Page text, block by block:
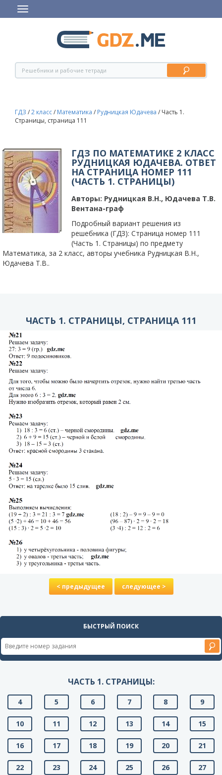
ГДЗ /2 класс/ Математика / Рудницкая Юдачева / Часть 1.
Страницы, страница 111
ГДЗ ПО МАТЕМАТИКЕ 2 КЛАСС
РУДНИЦКАЯ ЮДАЧЕВА. ОТВЕТ
НА СТРАНИЦА НОМЕР 111
(ЧАСТЬ 1. СТРАНИЦЫ)
Авторы: Рудницкая В.Н., Юдачева T.B.
Вентана-граф
Подробный вариант решения из
решебника (ГДЗ): Страница номер 111
(Часть 1. Страницы) по предмету
Математика, за 2 класс, авторы учебника Рудницкая В.Н.,
Юдачева T.B..
ЧАСТЬ 1. СТРАНИЦЫ, СТРАНИЦА 111
< предыдущее следующее >
БЫСТРЫЙ ПОИСК
ЧАСТЬ 1. СТРАНИЦЫ:
4 5 6 7 8 9
10 11 12 13 14 15
16 17 18 19 20 21
22 23 24 25 26 27